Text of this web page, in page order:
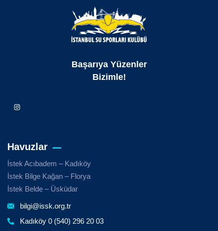
Başarıya Yüzenler
Bizimle!
Havuzlar
İstek Acıbadem – Kadıköy
İstek Bilge Kağan – Florya
İstek Belde – Üsküdar
bilgi@issk.org.tr
Kadıköy 0 (540) 296 20 03